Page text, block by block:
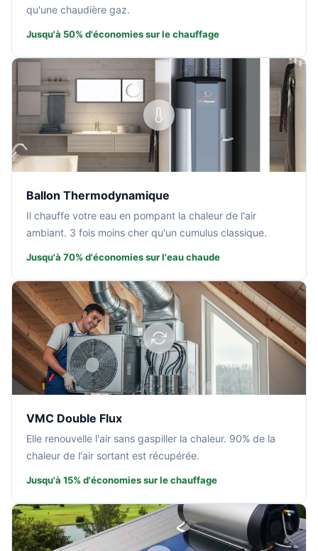
qu'une chaudière gaz.
Jusqu'à 50% d'économies sur le chauffage
Ballon Thermodynamique
Il chauffe votre eau en pompant la chaleur de l'air
ambiant. 3 fois moins cher qu'un cumulus classique.
Jusqu'à 70% d'économies sur l'eau chaude
VMC Double Flux
Elle renouvelle l'air sans gaspiller la chaleur. 90% de la
chaleur de l'air sortant est récupérée.
Jusqu'à 15% d'économies sur le chauffage